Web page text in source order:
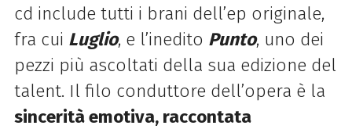
cd include tutti i brani dell’ep originale,
fra cui Luglio, e l’inedito Punto, uno dei
pezzi più ascoltati della sua edizione del
talent. Il filo conduttore dell’opera è la
sincerità emotiva, raccontata